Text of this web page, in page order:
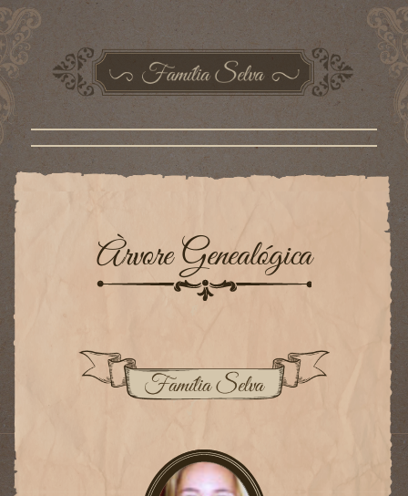
Àrvore Genealógica